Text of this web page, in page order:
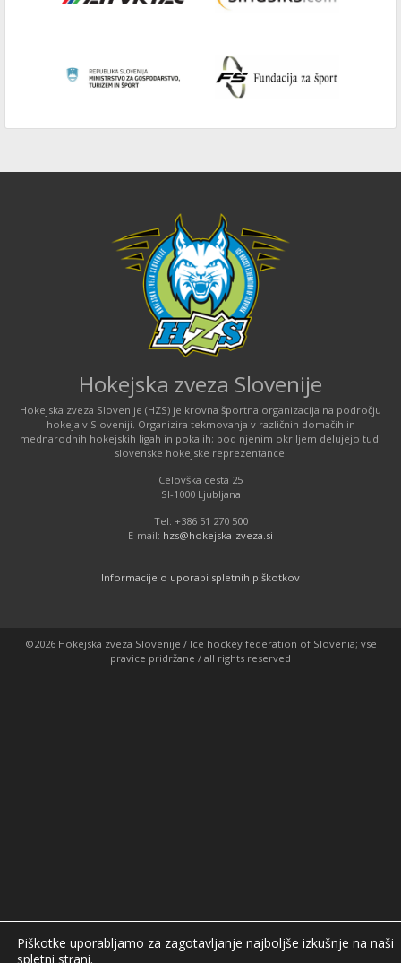
Hokejska zveza Slovenije
Hokejska zveza Slovenije (HZS) je krovna športna organizacija na področju
hokeja v Sloveniji. Organizira tekmovanja v različnih domačih in
mednarodnih hokejskih ligah in pokalih; pod njenim okriljem delujejo tudi
slovenske hokejske reprezentance.
Celovška cesta 25
SI-1000 Ljubljana
Tel: +386 51 270 500
E-mail: hzs@hokejska-zveza.si
Informacije o uporabi spletnih piškotkov
©2026 Hokejska zveza Slovenije / Ice hockey federation of Slovenia; vse
pravice pridržane / all rights reserved
Piškotke uporabljamo za zagotavljanje najboljše izkušnje na naši
spletni strani.